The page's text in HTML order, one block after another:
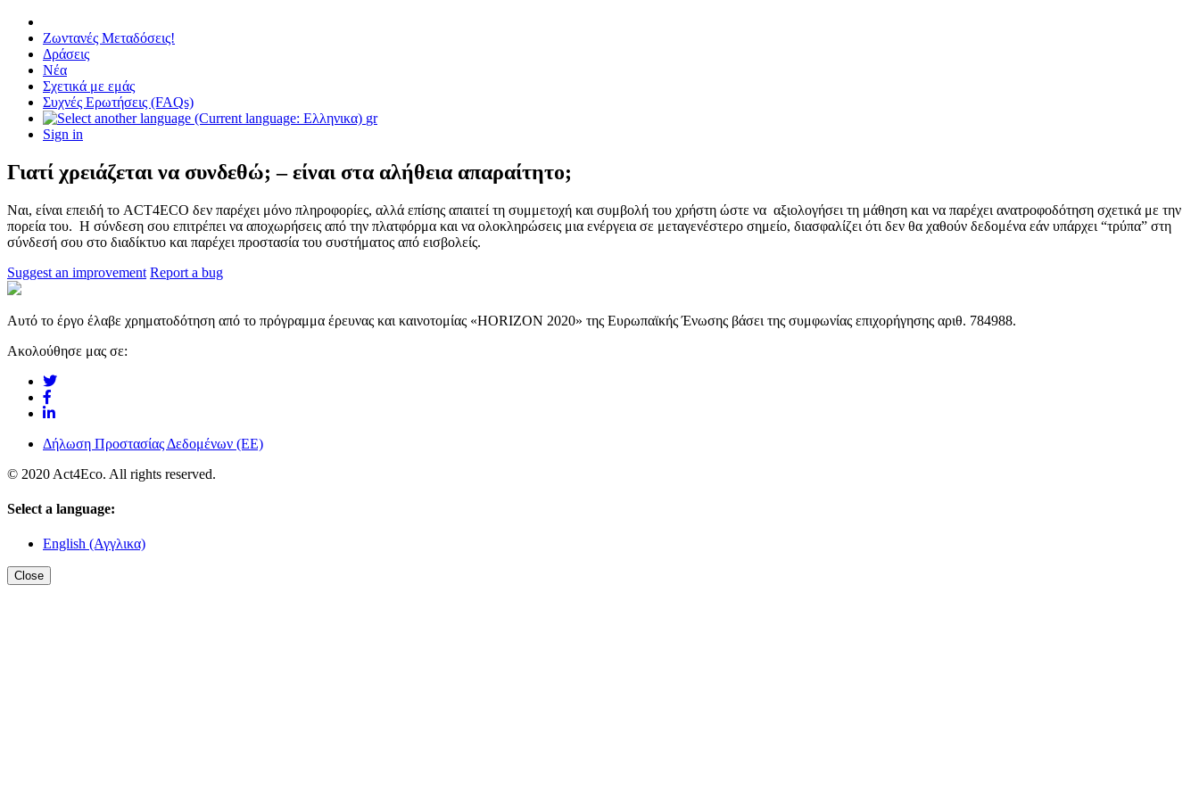
Ζωντανές Μεταδόσεις!
Δράσεις
Νέα
Σχετικά με εμάς
Συχνές Ερωτήσεις (FAQs)
gr
Sign in
Γιατί χρειάζεται να συνδεθώ; – είναι στα αλήθεια απαραίτητο;
Ναι, είναι επειδή το ACT4ECO δεν παρέχει μόνο πληροφορίες, αλλά επίσης απαιτεί τη συμμετοχή και συμβολή του χρήστη ώστε να αξιολογήσει τη μάθηση και να παρέχει ανατροφοδότηση σχετικά με την
πορεία του. Η σύνδεση σου επιτρέπει να αποχωρήσεις από την πλατφόρμα και να ολοκληρώσεις μια ενέργεια σε μεταγενέστερο σημείο, διασφαλίζει ότι δεν θα χαθούν δεδομένα εάν υπάρχει “τρύπα” στη
σύνδεσή σου στο διαδίκτυο και παρέχει προστασία του συστήματος από εισβολείς.
Suggest an improvement Report a bug
Αυτό το έργο έλαβε χρηματοδότηση από το πρόγραμμα έρευνας και καινοτομίας «HORIZON 2020» της Ευρωπαϊκής Ένωσης βάσει της συμφωνίας επιχορήγησης αριθ. 784988.
Ακολούθησε μας σε:
Δήλωση Προστασίας Δεδομένων (ΕΕ)
© 2020 Act4Eco. All rights reserved.
Select a language:
English (Αγγλικα)
Close